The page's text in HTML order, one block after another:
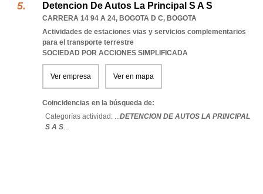
Detencion De Autos La Principal S A S
CARRERA 14 94 A 24, BOGOTA D C, BOGOTA
Actividades de estaciones vias y servicios complementarios
para el transporte terrestre
SOCIEDAD POR ACCIONES SIMPLIFICADA
Ver empresa Ver en mapa
Coincidencias en la búsqueda de:
Categorías actividad: ...DETENCION DE AUTOS LA PRINCIPAL
S A S...